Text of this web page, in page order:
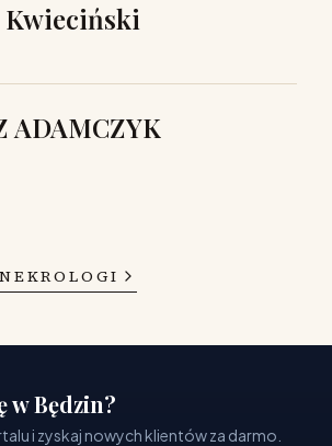
ADAMCZYK
w Będzin?
i zyskaj nowych klientów za darmo.